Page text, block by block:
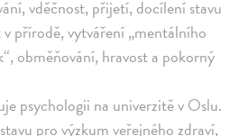
vděčnost, přijetí, docílení stavu
přírodě, vytváření „mentálního
obměňování, hravost a pokorný
psychologii na univerzitě v Oslu.
pro výzkum veřejného zdraví,